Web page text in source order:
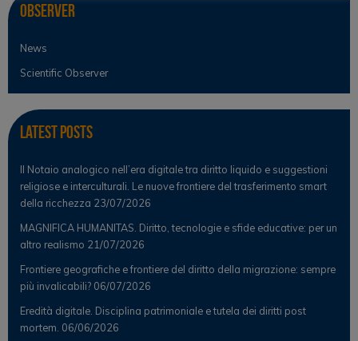
Observer
News
Scientific Observer
Latest Posts
Il Notaio analogico nell’era digitale tra diritto liquido e suggestioni
religiose e interculturali. Le nuove frontiere del trasferimento smart
della ricchezza 23/07/2026
MAGNIFICA HUMANITAS. Diritto, tecnologie e sfide educative: per un
altro realismo 21/07/2026
Frontiere geografiche e frontiere del diritto della migrazione: sempre
più invalicabili? 06/07/2026
Eredità digitale. Disciplina patrimoniale e tutela dei diritti post
mortem. 06/06/2026